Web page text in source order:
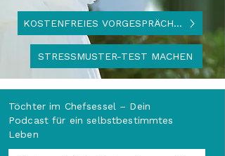
KOSTENFREIES VORGESPRÄCH ANFRAGEN
STRESSMUSTER-TEST MACHEN
Töchter im Chefsessel – Dein
Podcastfür ein selbstbestimmtes
Leben